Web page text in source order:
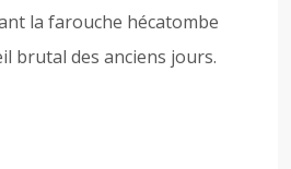
la farouche hécatombe
brutal des anciens jours.